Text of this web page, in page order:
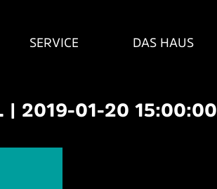
SERVICE DAS HAUS
| 2019-01-20 15:00:00